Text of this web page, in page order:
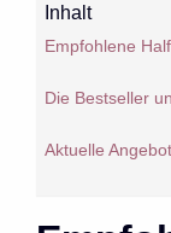
Inhalt
Empfohlene
Die Bestseller
Aktuelle